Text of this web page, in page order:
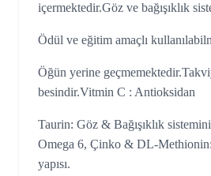
içermektedir.Göz ve bağışıklık
Ödül ve eğitim amaçlı
Öğün yerine
besindir.Vitmin C : Antioksidan
Taurin: Göz & Bağışıklık
Omega 6, Çinko & DL-Methionin:
yapısı.